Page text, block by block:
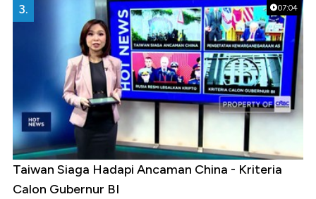
07:04
3.
Taiwan Siaga Hadapi Ancaman China - Kriteria
Calon Gubernur BI